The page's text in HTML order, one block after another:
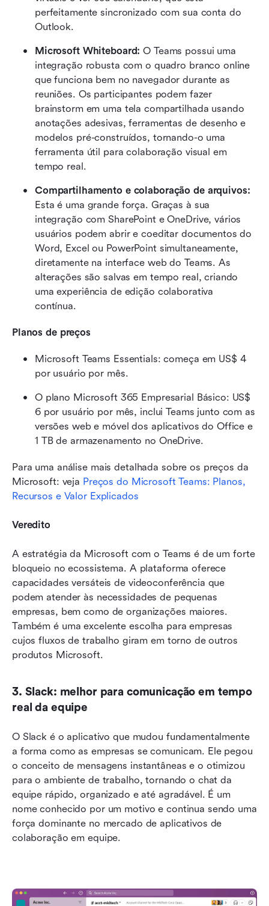
perfeitamente sincronizado com sua conta do
Outlook.
Microsoft Whiteboard: O Teams possui uma
integração robusta com o quadro branco online
que funciona bem no navegador durante as
reuniões. Os participantes podem fazer
brainstorm em uma tela compartilhada usando
anotações adesivas, ferramentas de desenho e
modelos pré-construídos, tornando-o uma
ferramenta útil para colaboração visual em
tempo real.
Compartilhamento e colaboração de arquivos:
Esta é uma grande força. Graças à sua
integração com SharePoint e OneDrive, vários
usuários podem abrir e coeditar documentos do
Word, Excel ou PowerPoint simultaneamente,
diretamente na interface web do Teams. As
alterações são salvas em tempo real, criando
uma experiência de edição colaborativa
contínua.
Planos de preços
Microsoft Teams Essentials: começa em US$ 4
por usuário por mês.
O plano Microsoft 365 Empresarial Básico: US$
6 por usuário por mês, inclui Teams junto com as
versões web e móvel dos aplicativos do Office e
1 TB de armazenamento no OneDrive.
Para uma análise mais detalhada sobre os preços da
Microsoft: veja Preços do Microsoft Teams: Planos,
Recursos e Valor Explicados
Veredito
A estratégia da Microsoft com o Teams é de um forte
bloqueio no ecossistema. A plataforma oferece
capacidades versáteis de videoconferência que
podem atender às necessidades de pequenas
empresas, bem como de organizações maiores.
Também é uma excelente escolha para empresas
cujos fluxos de trabalho giram em torno de outros
produtos Microsoft.
3. Slack: melhor para comunicação em tempo
real da equipe
O Slack é o aplicativo que mudou fundamentalmente
a forma como as empresas se comunicam. Ele pegou
o conceito de mensagens instantâneas e o otimizou
para o ambiente de trabalho, tornando o chat da
equipe rápido, organizado e até agradável. É um
nome conhecido por um motivo e continua sendo uma
força dominante no mercado de aplicativos de
colaboração em equipe.